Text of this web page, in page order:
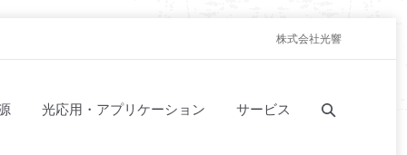
株式会社光響
光応用・アプリケーション サービス